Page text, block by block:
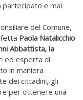
e mai
del Comune,
Paola Natalicchio
Abbattista, la
ed esperta di
in maniera
dei cittadini, gli
per ottenere una